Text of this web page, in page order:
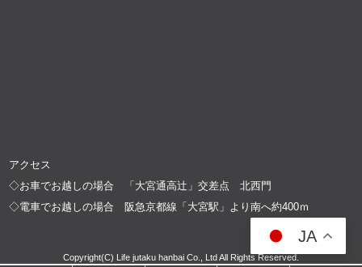
アクセス
◇お車でお越しの場合 「大宮通高辻」交差点 北西門
◇電車でお越しの場合 阪急京都線「大宮駅」より南へ約400ｍ
Copyright(C) Life jutaku hanbai Co., Ltd All Rights Reserved.
JA